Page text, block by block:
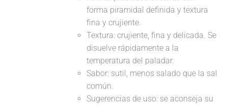
forma piramidal definida y textura
fina y crujiente.
Textura: crujiente, fina y delicada. Se
disuelve rápidamente a la
temperatura del paladar.
Sabor: sutil, menos salado que la sal
común.
Sugerencias de uso: se aconseja su